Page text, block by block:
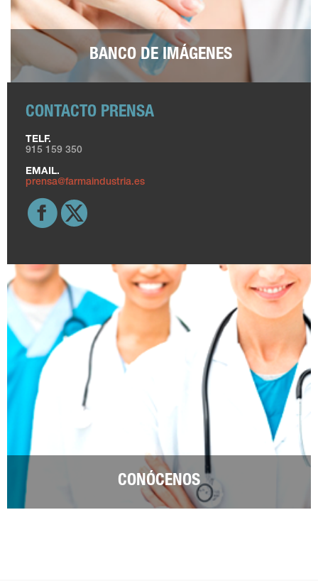
BANCO DE IMÁGENES
CONTACTO PRENSA
TELF.
915 159 350
EMAIL.
prensa@farmaindustria.es
CONÓCENOS